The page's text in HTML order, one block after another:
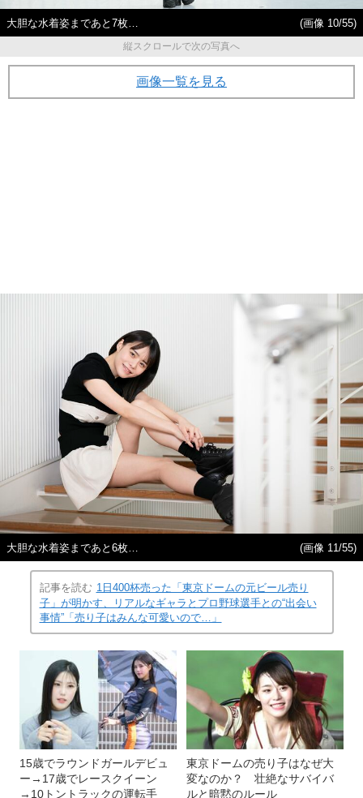
大胆な水着姿まであと7枚…
(画像 10/55)
縦スクロールで次の写真へ
画像一覧を見る
大胆な水着姿まであと6枚… (画像 11/55)
記事を読む 1日400杯売った「東京ドームの元ビール売り
子」が明かす、リアルなギャラとプロ野球選手との“出会い
事情”「売り子はみんな可愛いので…」
15歳でラウンドガールデビュ
ー→17歳でレースクイーン
→10トントラックの運転手
東京ドームの売り子はなぜ大
変なのか？ 壮絶なサバイバ
ルと暗黙のルール